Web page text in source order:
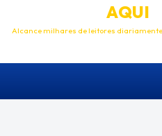
ANUNCIEAQUI
Alcance milhares de leitores diariamente